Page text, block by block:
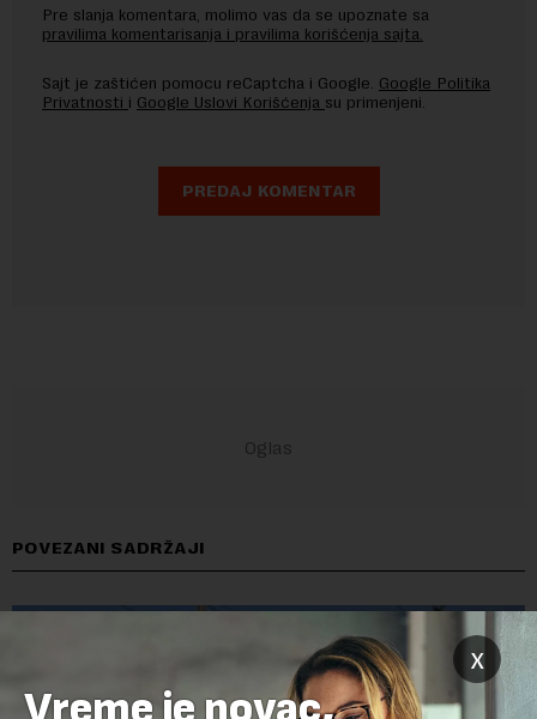
Pre slanja komentara, molimo vas da se upoznate sa
pravilima komentarisanja i pravilima korišćenja sajta.
Sajt je zaštićen pomocu reCaptcha i Google. Google Politika
Privatnosti i Google Uslovi Korišćenja su primenjeni.
POVEZANI SADRŽAJI
x